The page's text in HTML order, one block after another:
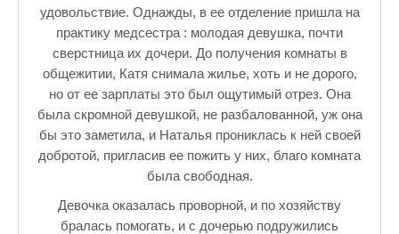
удовольствие. Однажды, в ее отделение пришла на
практику медсестра : молодая девушка, почти
сверстница их дочери. До получения комнаты в
общежитии, Катя снимала жилье, хоть и не дорого,
но от ее зарплаты это был ощутимый отрез. Она
была скромной девушкой, не разбалованной, уж она
бы это заметила, и Наталья прониклась к ней своей
добротой, пригласив ее пожить у них, благо комната
была свободная.
Девочка оказалась проворной, и по хозяйству
бралась помогать, и с дочерью подружились